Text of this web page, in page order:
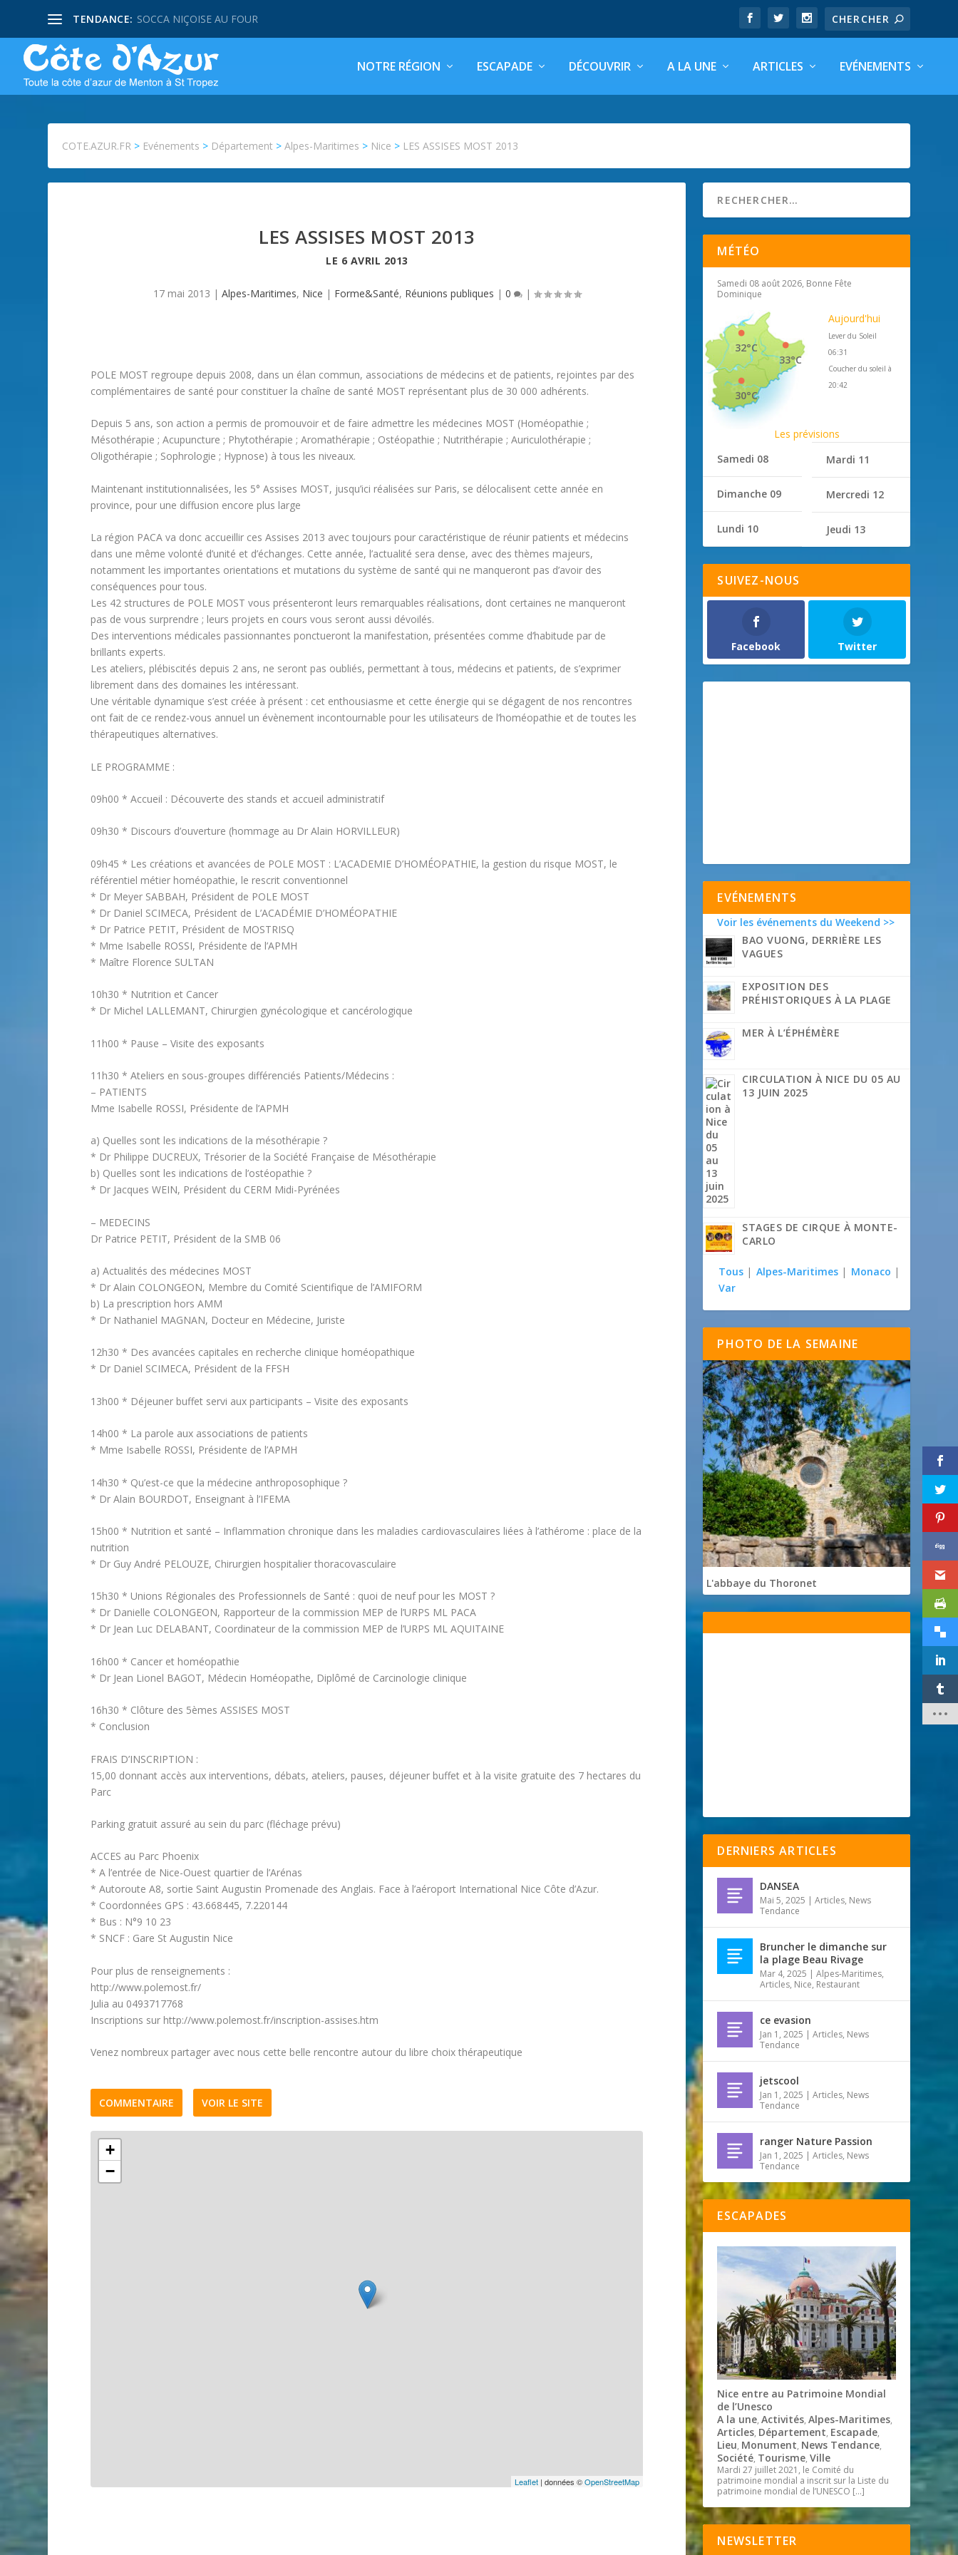
TENDANCE: SOCCA NIÇOISE AU FOUR
NOTRE RÉGION ESCAPADE DÉCOUVRIR A LA UNE ARTICLES EVÉNEMENTS
COTE.AZUR.FR > Evénements > Département >Alpes-Maritimes > Nice > LES ASSISES MOST 2013
LES ASSISES MOST 2013
LE 6 AVRIL 2013
17 mai 2013 | Alpes-Maritimes, Nice | Forme&Santé, Réunions publiques | 0 |
POLE MOST regroupe depuis 2008, dans un élan commun, associations de médecins et de patients, rejointes par des
complémentaires de santé pour constituer la chaîne de santé MOST représentant plus de 30 000 adhérents.
Depuis 5 ans, son action a permis de promouvoir et de faire admettre les médecines MOST (Homéopathie ;
Mésothérapie ; Acupuncture ; Phytothérapie ; Aromathérapie ; Ostéopathie ; Nutrithérapie ; Auriculothérapie ;
Oligothérapie ; Sophrologie ; Hypnose) à tous les niveaux.
Maintenant institutionnalisées, les 5° Assises MOST, jusqu’ici réalisées sur Paris, se délocalisent cette année en
province, pour une diffusion encore plus large
La région PACA va donc accueillir ces Assises 2013 avec toujours pour caractéristique de réunir patients et médecins
dans une même volonté d’unité et d’échanges. Cette année, l’actualité sera dense, avec des thèmes majeurs,
notamment les importantes orientations et mutations du système de santé qui ne manqueront pas d’avoir des
conséquences pour tous.
Les 42 structures de POLE MOST vous présenteront leurs remarquables réalisations, dont certaines ne manqueront
pas de vous surprendre ; leurs projets en cours vous seront aussi dévoilés.
Des interventions médicales passionnantes ponctueront la manifestation, présentées comme d’habitude par de
brillants experts.
Les ateliers, plébiscités depuis 2 ans, ne seront pas oubliés, permettant à tous, médecins et patients, de s’exprimer
librement dans des domaines les intéressant.
Une véritable dynamique s’est créée à présent : cet enthousiasme et cette énergie qui se dégagent de nos rencontres
ont fait de ce rendez-vous annuel un évènement incontournable pour les utilisateurs de l’homéopathie et de toutes les
thérapeutiques alternatives.
LE PROGRAMME :
09h00 * Accueil : Découverte des stands et accueil administratif
09h30 * Discours d’ouverture (hommage au Dr Alain HORVILLEUR)
09h45 * Les créations et avancées de POLE MOST : L’ACADEMIE D’HOMÉOPATHIE, la gestion du risque MOST, le
référentiel métier homéopathie, le rescrit conventionnel
* Dr Meyer SABBAH, Président de POLE MOST
* Dr Daniel SCIMECA, Président de L’ACADÉMIE D’HOMÉOPATHIE
* Dr Patrice PETIT, Président de MOSTRISQ
* Mme Isabelle ROSSI, Présidente de l’APMH
* Maître Florence SULTAN
10h30 * Nutrition et Cancer
* Dr Michel LALLEMANT, Chirurgien gynécologique et cancérologique
11h00 * Pause – Visite des exposants
11h30 * Ateliers en sous-groupes différenciés Patients/Médecins :
– PATIENTS
Mme Isabelle ROSSI, Présidente de l’APMH
a) Quelles sont les indications de la mésothérapie ?
* Dr Philippe DUCREUX, Trésorier de la Société Française de Mésothérapie
b) Quelles sont les indications de l’ostéopathie ?
* Dr Jacques WEIN, Président du CERM Midi-Pyrénées
– MEDECINS
Dr Patrice PETIT, Président de la SMB 06
a) Actualités des médecines MOST
* Dr Alain COLONGEON, Membre du Comité Scientifique de l’AMIFORM
b) La prescription hors AMM
* Dr Nathaniel MAGNAN, Docteur en Médecine, Juriste
12h30 * Des avancées capitales en recherche clinique homéopathique
* Dr Daniel SCIMECA, Président de la FFSH
13h00 * Déjeuner buffet servi aux participants – Visite des exposants
14h00 * La parole aux associations de patients
* Mme Isabelle ROSSI, Présidente de l’APMH
14h30 * Qu’est-ce que la médecine anthroposophique ?
* Dr Alain BOURDOT, Enseignant à l’IFEMA
15h00 * Nutrition et santé – Inflammation chronique dans les maladies cardiovasculaires liées à l’athérome : place de la
nutrition
* Dr Guy André PELOUZE, Chirurgien hospitalier thoracovasculaire
15h30 * Unions Régionales des Professionnels de Santé : quoi de neuf pour les MOST ?
* Dr Danielle COLONGEON, Rapporteur de la commission MEP de l’URPS ML PACA
* Dr Jean Luc DELABANT, Coordinateur de la commission MEP de l’URPS ML AQUITAINE
16h00 * Cancer et homéopathie
* Dr Jean Lionel BAGOT, Médecin Homéopathe, Diplômé de Carcinologie clinique
16h30 * Clôture des 5èmes ASSISES MOST
* Conclusion
FRAIS D’INSCRIPTION :
15,00 donnant accès aux interventions, débats, ateliers, pauses, déjeuner buffet et à la visite gratuite des 7 hectares du
Parc
Parking gratuit assuré au sein du parc (fléchage prévu)
ACCES au Parc Phoenix
* A l’entrée de Nice-Ouest quartier de l’Arénas
* Autoroute A8, sortie Saint Augustin Promenade des Anglais. Face à l’aéroport International Nice Côte d’Azur.
* Coordonnées GPS : 43.668445, 7.220144
* Bus : N°9 10 23
* SNCF : Gare St Augustin Nice
Pour plus de renseignements :
http://www.polemost.fr/
Julia au 0493717768
Inscriptions sur http://www.polemost.fr/inscription-assises.htm
Venez nombreux partager avec nous cette belle rencontre autour du libre choix thérapeutique
COMMENTAIRE VOIR LE SITE
+
−
Leaflet | données ©OpenStreetMap
MÉTÉO
Samedi 08 août 2026, Bonne Fête
Dominique
33°C
32°C
30°C
Aujourd'hui
Lever du Soleil
06:31
Coucher du soleil à
20:42
Les prévisions
Samedi 08
Dimanche 09
Lundi 10
Mardi 11
Mercredi 12
Jeudi 13
SUIVEZ-NOUS
Facebook Twitter
EVÉNEMENTS
Voir les événements du Weekend >>
BAO VUONG, DERRIÈRE LES
VAGUES
EXPOSITION DES
PRÉHISTORIQUES À LA PLAGE
MER À L’ÉPHÉMÈRE
CIRCULATION À NICE DU 05 AU
13 JUIN 2025
STAGES DE CIRQUE À MONTE-
CARLO
Tous | Alpes-Maritimes | Monaco |
Var
PHOTO DE LA SEMAINE
L'abbaye du Thoronet
DERNIERS ARTICLES
DANSEA
Mai 5, 2025 |Articles, News
Tendance
Bruncher le dimanche sur
la plage Beau Rivage
Mar 4, 2025 |Alpes-Maritimes,
Articles, Nice, Restaurant
ce evasion
Jan 1, 2025 |Articles, News
Tendance
jetscool
Jan 1, 2025 |Articles, News
Tendance
ranger Nature Passion
Jan 1, 2025 |Articles, News
Tendance
ESCAPADES
Nice entre au Patrimoine Mondial
de l’Unesco
A la une,Activités,Alpes-Maritimes,
Articles, Département, Escapade,
Lieu, Monument, News Tendance,
Société, Tourisme,Ville
Mardi 27 juillet 2021, le Comité du
patrimoine mondial a inscrit sur la Liste du
patrimoine mondial de l’UNESCO […]
NEWSLETTER